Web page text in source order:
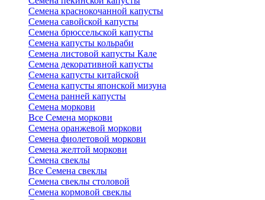
Семена краснокочанной капусты
Семена савойской капусты
Семена брюссельской капусты
Семена капусты кольраби
Семена листовой капусты Кале
Семена декоративной капусты
Семена капусты китайской
Семена капусты японской мизуна
Семена ранней капусты
Семена моркови
Все Семена моркови
Семена оранжевой моркови
Семена фиолетовой моркови
Семена желтой моркови
Семена свеклы
Все Семена свеклы
Семена свеклы столовой
Семена кормовой свеклы